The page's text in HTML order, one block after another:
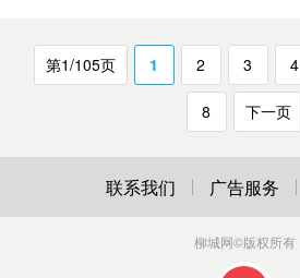
第1/105页 1 2 3 4
8 下一页
联系我们 广告服务
柳城网©版权所有